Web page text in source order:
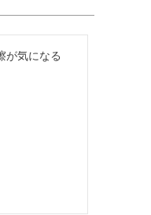
が気になる